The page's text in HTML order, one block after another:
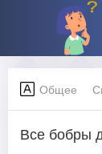
Общее
Все бобры